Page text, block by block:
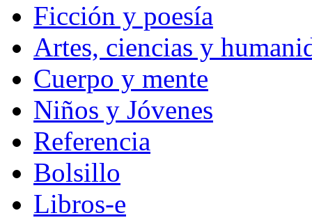
Ficción y poesía
Artes, ciencias y
Cuerpo y mente
Niños y Jóvenes
Referencia
Bolsillo
Libros-e